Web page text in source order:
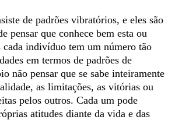
de padrões vibratórios, e eles são
pensar que conhece bem esta ou
cada indivíduo tem um número tão
em termos de padrões de
não pensar que se sabe inteiramente
as limitações, as vitórias ou
pelos outros. Cada um pode
atitudes diante da vida e das